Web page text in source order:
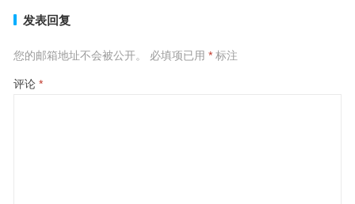
发表回复
您的邮箱地址不会被公开。 必填项已用 *标注
评论 *